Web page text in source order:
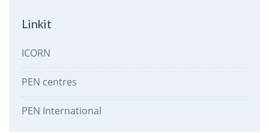
Linkit
ICORN
PEN centres
PEN International